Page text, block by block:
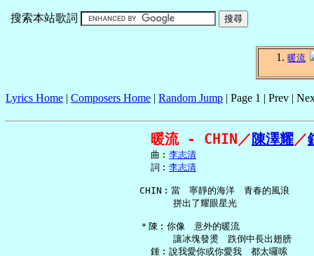
搜索本站歌詞
暖流
Lyrics Home | Composers Home | Random Jump | Page 1 | Prev |
暖流 - CHIN／ 陳澤耀／
     曲︰
李志清
     詞︰
李志清
   CHIN︰當　寧靜的海洋　青春的風浪
         拼出了耀眼星光
   ＊陳︰你像　意外的暖流
         讓冰塊發燙　跌倒中長出翅膀
     鍾︰說我愛你或你愛我　都太囉嗦